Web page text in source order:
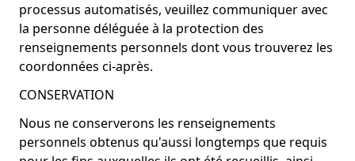
processus automatisés, veuillez communiquer avec
la personne déléguée à la protection des
renseignements personnels dont vous trouverez les
coordonnées ci-après.
CONSERVATION
Nous ne conserverons les renseignements
personnels obtenus qu'aussi longtemps que requis